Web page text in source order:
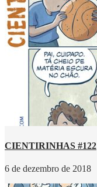
CIENTIRINHAS #122
6 de dezembro de 2018